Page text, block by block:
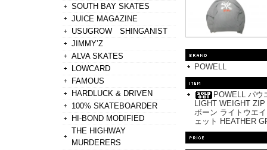
SOUTH BAY SKATES
JUICE MAGAZINE
USUGROW SHINGANIST
JIMMY’Z
ALVA SKATES
LOWCARD
FAMOUS
HARDLUCK & DRIVEN
100% SKATEBOARDER
HI-BOND MODIFIED
THE HIGHWAY
MURDERERS
POWELL
POWELL パウ
LIGHT WEIGHT
ボーン ライトウエ
ェット HEATHER